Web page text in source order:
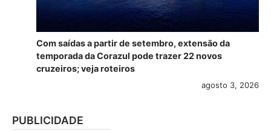
Com saídas a partir de setembro, extensão da
temporada da Corazul pode trazer 22 novos
cruzeiros; veja roteiros
agosto 3, 2026
PUBLICIDADE